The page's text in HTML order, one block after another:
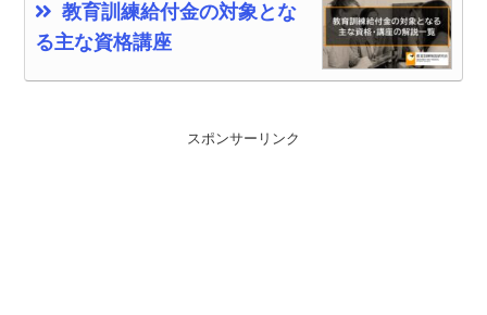
教育訓練給付金の対象とな
る主な資格講座
スポンサーリンク